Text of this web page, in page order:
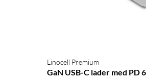
Linocell Premium
GaN USB-C lader med PD